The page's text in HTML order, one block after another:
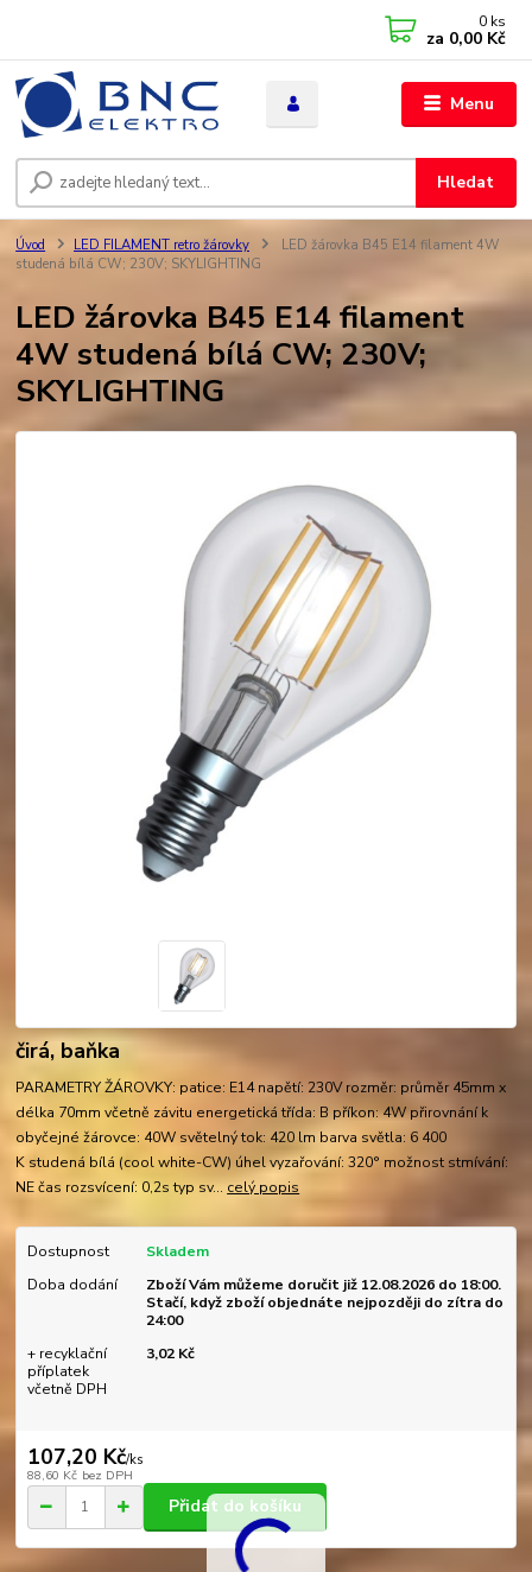
Menu
Hledat
0 ks
za 0,00 Kč
Úvod LED FILAMENT retro žárovky
LED žárovka B45 E14 filament 4W
studená bílá CW; 230V; SKYLIGHTING
LED žárovka B45 E14 filament
4W studená bílá CW; 230V;
SKYLIGHTING
čirá, baňka
PARAMETRY ŽÁROVKY: patice: E14 napětí: 230V rozměr: průměr 45mm x
délka 70mm včetně závitu energetická třída: B příkon: 4W přirovnání k
obyčejné žárovce: 40W světelný tok: 420 lm barva světla: 6 400
K studená bílá (cool white-CW) úhel vyzařování: 320° možnost stmívání:
NE čas rozsvícení: 0,2s typ sv... celý popis
Dostupnost
Skladem
Doba dodání
Zboží Vám můžeme doručit již 12.08.2026 do 18:00.
Stačí, když zboží objednáte nejpozději do zítra do
24:00
+ recyklační
příplatek
včetně DPH
3,02 Kč
107,20 Kč/ks
88,60 Kč bez DPH
Přidat do košíku